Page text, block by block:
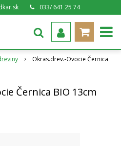
033/ 641 25 74
Okras.drev.-Ovocie Černica
Černica BIO 13cm